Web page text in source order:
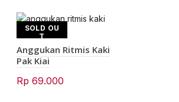
SOLD OU
T
Anggukan Ritmis Kaki
Pak Kiai
Rp 69.000